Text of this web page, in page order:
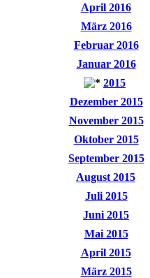
April 2016
März 2016
Februar 2016
Januar 2016
2015
Dezember 2015
November 2015
Oktober 2015
September 2015
August 2015
Juli 2015
Juni 2015
Mai 2015
April 2015
März 2015